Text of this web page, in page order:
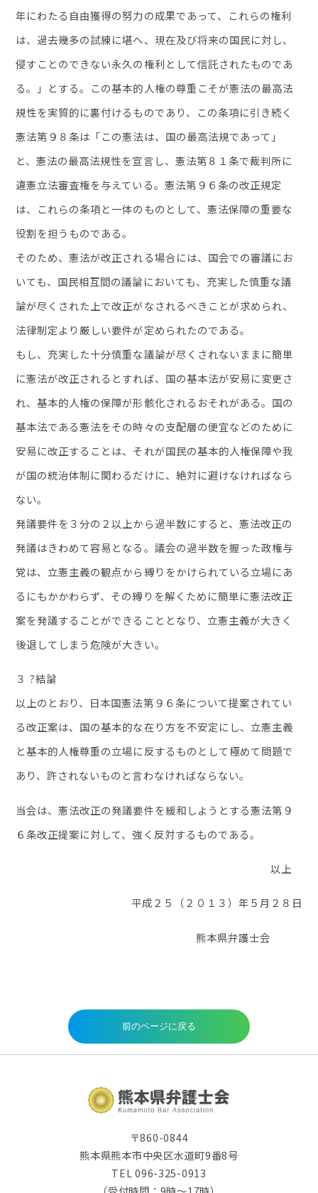
年にわたる自由獲得の努力の成果であって、これらの権利
は、過去幾多の試練に堪へ、現在及び将来の国民に対し、
侵すことのできない永久の権利として信託されたものであ
る。」とする。この基本的人権の尊重こそが憲法の最高法
規性を実質的に裏付けるものであり、この条項に引き続く
憲法第９８条は「この憲法は、国の最高法規であって」
と、憲法の最高法規性を宣言し、憲法第８１条で裁判所に
違憲立法審査権を与えている。憲法第９６条の改正規定
は、これらの条項と一体のものとして、憲法保障の重要な
役割を担うものである。
そのため、憲法が改正される場合には、国会での審議にお
いても、国民相互間の議論においても、充実した慎重な議
論が尽くされた上で改正がなされるべきことが求められ、
法律制定より厳しい要件が定められたのである。
もし、充実した十分慎重な議論が尽くされないままに簡単
に憲法が改正されるとすれば、国の基本法が安易に変更さ
れ、基本的人権の保障が形骸化されるおそれがある。国の
基本法である憲法をその時々の支配層の便宜などのために
安易に改正することは、それが国民の基本的人権保障や我
が国の統治体制に関わるだけに、絶対に避けなければなら
ない。
発議要件を３分の２以上から過半数にすると、憲法改正の
発議はきわめて容易となる。議会の過半数を握った政権与
党は、立憲主義の観点から縛りをかけられている立場にあ
るにもかかわらず、その縛りを解くために簡単に憲法改正
案を発議することができることとなり、立憲主義が大きく
後退してしまう危険が大きい。
３ ?結論
以上のとおり、日本国憲法第９６条について提案されてい
る改正案は、国の基本的な在り方を不安定にし、立憲主義
と基本的人権尊重の立場に反するものとして極めて問題で
あり、許されないものと言わなければならない。
当会は、憲法改正の発議要件を緩和しようとする憲法第９
６条改正提案に対して、強く反対するものである。
以上
平成２５（２０１３）年５月２８日
熊本県弁護士会
〒860-0844
熊本県熊本市中央区水道町9番8号
TEL 096-325-0913